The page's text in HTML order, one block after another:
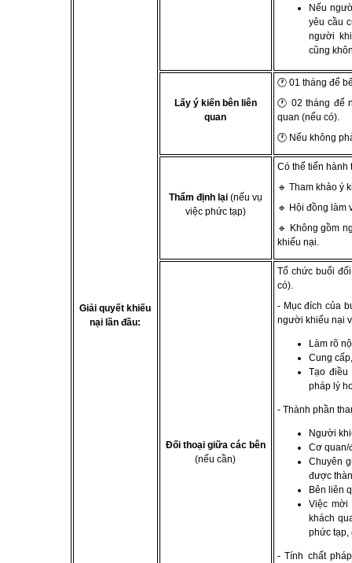
Giải quyết khiếu
nại lần đầu:
Nếu
yêu cầu
người
cũng
Lấy ý kiến bên liên
quan
🕐 01 tháng để
🕐 02 tháng để
quan (nếu có).
🕐 Nếu không
Thẩm định lại(nếu vụ
việc phức tạp)
Có thể tiến hành
🔹 Tham khảo ý
🔹 Hội đồng làm
🔹 Không gồm
khiếu nại.
Đối thoại giữa các bên
(nếu cần)
Tổ chức buổi
có).
- Mục đích của
người khiếu nại
Làm rõ
Cung
Tạo điều
pháp lý
- Thành phần
Người
Cơ quan/
Chuyên
được
Bên liên
Việc mời
khách
phức tạp,
- Tính chất